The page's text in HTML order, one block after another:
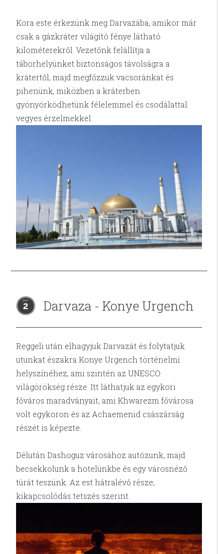
Kora este érkezünk meg Darvazába, amikor már
csak a gázkráter világító fénye látható
kilométerekről. Vezetőnk felállítja a
táborhelyünket biztonságos távolságra a
krátertől, majd megfőzzük vacsoránkat és
pihenünk, miközben a kráterben
gyönyörködhetünk félelemmel és csodálattal
vegyes érzelmekkel.
2 Darvaza - Konye Urgench
Reggeli után elhagyjuk Darvazát és folytatjuk
utunkat északra Konye Urgench történelmi
helyszínéhez, ami szintén az UNESCO
világörökség része. Itt láthatjuk az egykori
főváros maradványait, ami Khwarezm fővárosa
volt egykoron és az Achaemenid császárság
részét is képezte.
Délután Dashoguz városához autózunk, majd
becsekkolunk a hotelünkbe és egy városnéző
túrát teszünk. Az est hátralévő része,
kikapcsolódás tetszés szerint.